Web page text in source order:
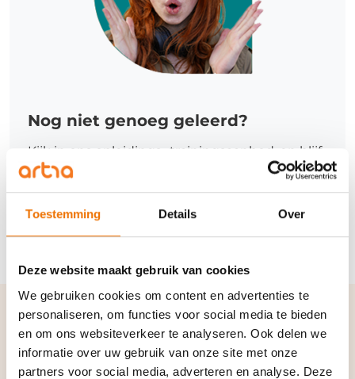
Toestemming Details Over
Deze website maakt gebruik van cookies
We gebruiken cookies om content en advertenties te
personaliseren, om functies voor social media te bieden
en om ons websiteverkeer te analyseren. Ook delen we
informatie over uw gebruik van onze site met onze
partners voor social media, adverteren en analyse. Deze
Nog niet genoeg geleerd?
Kijk in ons opleidings- trainingsaanbod, en blijf
je ontwikkelen.
Meer informatie
Verwante termen en
synoniemen: